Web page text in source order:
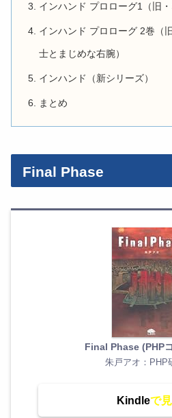
インハンド プロローグ1（旧・
インハンド プロローグ 2巻
士とまじめな右腕）
インハンド（新シリーズ）
まとめ
Final Phase
Final Phase (PHP
朱戸アオ：PHP
Kindle